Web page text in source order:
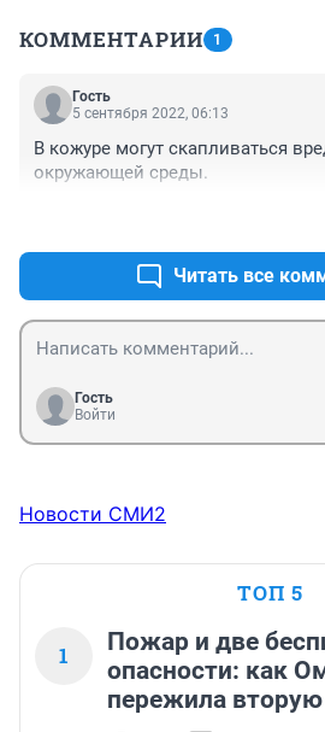
КОММЕНТАРИИ 1
Гость
5 сентября 2022, 06:13
В кожуре могут скапливаться
окружающей среды.
Читать все
Гость
Войти
Новости СМИ2
ТОП 5
1
Пожар и две
опасности: как
пережила